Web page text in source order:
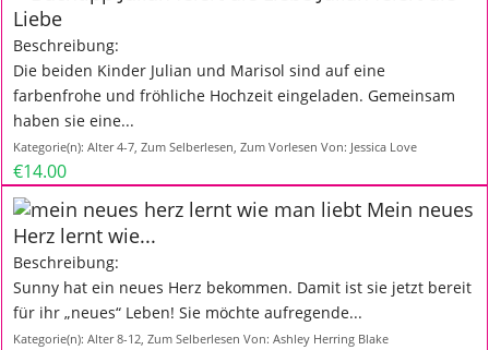
Liebe
Beschreibung:
Die beiden Kinder Julian und Marisol sind auf eine
farbenfrohe und fröhliche Hochzeit eingeladen. Gemeinsam
haben sie eine...
Kategorie(n): Alter 4-7, Zum Selberlesen, Zum Vorlesen Von: Jessica Love
€14.00
Mein neues
Herz lernt wie...
Beschreibung:
Sunny hat ein neues Herz bekommen. Damit ist sie jetzt bereit
für ihr „neues“ Leben! Sie möchte aufregende...
Kategorie(n): Alter 8-12, Zum Selberlesen Von: Ashley Herring Blake